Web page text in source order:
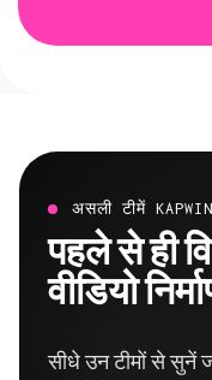
असली टीमें
पहले से ही
वीडियो
सीधे उन टीमों से सुनें